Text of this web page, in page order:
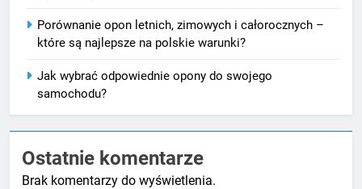
Porównanie opon letnich, zimowych i całorocznych –
które są najlepsze na polskie warunki?
Jak wybrać odpowiednie opony do swojego
samochodu?
Ostatnie komentarze
Brak komentarzy do wyświetlenia.